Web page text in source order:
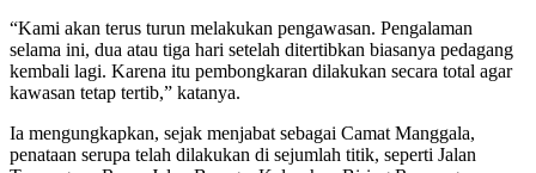
“Kami akan terus turun melakukan pengawasan. Pengalaman
selama ini, dua atau tiga hari setelah ditertibkan biasanya pedagang
kembali lagi. Karena itu pembongkaran dilakukan secara total agar
kawasan tetap tertib,” katanya.
Ia mengungkapkan, sejak menjabat sebagai Camat Manggala,
penataan serupa telah dilakukan di sejumlah titik, seperti Jalan